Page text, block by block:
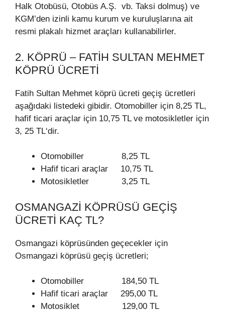
Halk Otobüsü, Otobüs A.Ş. vb. Taksi dolmuş) ve
KGM’den izinli kamu kurum ve kuruluşlarına ait
resmi plakalı hizmet araçları kullanabilirler.
2. KÖPRÜ – FATIH SULTAN MEHMET
KÖPRÜ ÜCRETI
Fatih Sultan Mehmet köprü ücreti geçiş ücretleri
aşağıdaki listedeki gibidir. Otomobiller için 8,25 TL,
hafif ticari araçlar için 10,75 TL ve motosikletler için
3, 25 TL‘dir.
Otomobiller 8,25 TL
Hafif ticari araçlar 10,75 TL
Motosikletler 3,25 TL
OSMANGAZI KÖPRÜSÜ GEÇIŞ
ÜCRETI KAÇ TL?
Osmangazi köprüsünden geçecekler için
Osmangazi köprüsü geçiş ücretleri;
Otomobiller 184,50 TL
Hafif ticari araçlar 295,00 TL
Motosiklet 129,00 TL